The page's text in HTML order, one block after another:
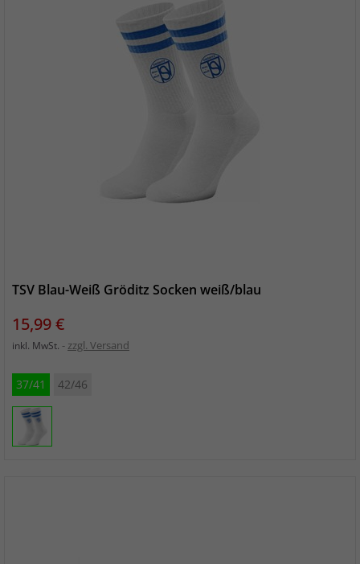
TSV Blau-Weiß Gröditz Socken weiß/blau
Preis
15,99 €
inkl. MwSt. zzgl. Versand
37/41 42/46